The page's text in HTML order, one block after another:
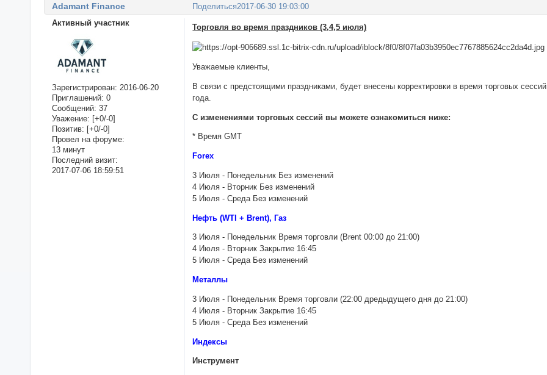
Поделиться2017-06-30 19:03:00
Adamant Finance
Активный участник
Зарегистрирован: 2016-06-20
Приглашений: 0
Сообщений: 37
Уважение: [+0/-0]
Позитив: [+0/-0]
Провел на форуме:
13 минут
Последний визит:
2017-07-06 18:59:51
Торговля во время праздников (3,4,5 июля)
Уважаемые клиенты,
В связи с предстоящими праздниками, будет внесены корректировки в время торговых
года.
С изменениями торговых сессий вы можете ознакомиться ниже:
* Время GMT
Forex
3 Июля - Понедельник Без изменений
4 Июля - Вторник Без изменений
5 Июля - Среда Без изменений
Нефть (WTI + Brent), Газ
3 Июля - Понедельник Время торговли (Brent 00:00 до 21:00)
4 Июля - Вторник Закрытие 16:45
5 Июля - Среда Без изменений
Металлы
3 Июля - Понедельник Время торговли (22:00 дредыдущего дня до 21:00)
4 Июля - Вторник Закрытие 16:45
5 Июля - Среда Без изменений
Индексы
Инструмент